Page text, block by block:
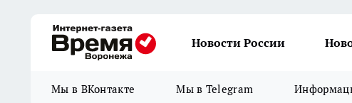
Новости России
Мы в ВКонтакте Мы в Telegram